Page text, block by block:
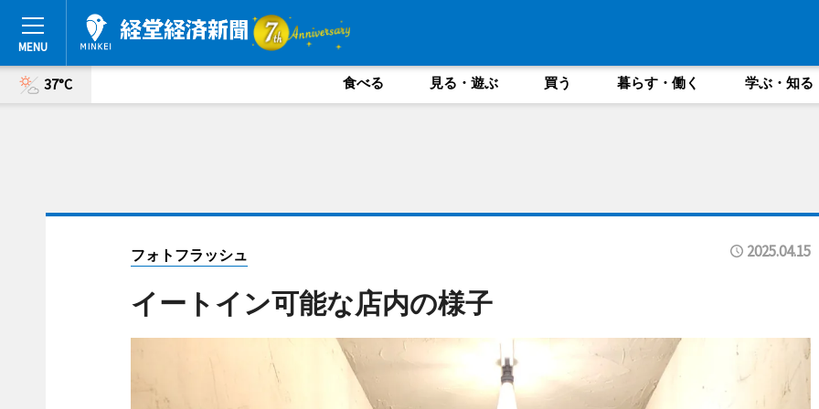
37°C 食べる 見る・遊ぶ 買う 暮らす・働く 学ぶ・知る
フォトフラッシュ 2025.04.15
イートイン可能な店内の様子